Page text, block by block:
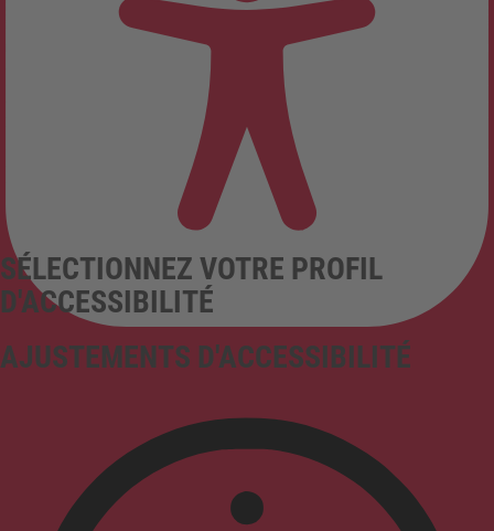
AJUSTEMENTS D'ACCESSIBILITÉ
SÉLECTIONNEZ VOTRE PROFIL
D'ACCESSIBILITÉ